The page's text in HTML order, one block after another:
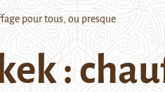
pour tous, ou presque
: